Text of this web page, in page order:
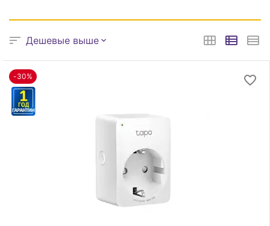
Дешевые выше
-30%